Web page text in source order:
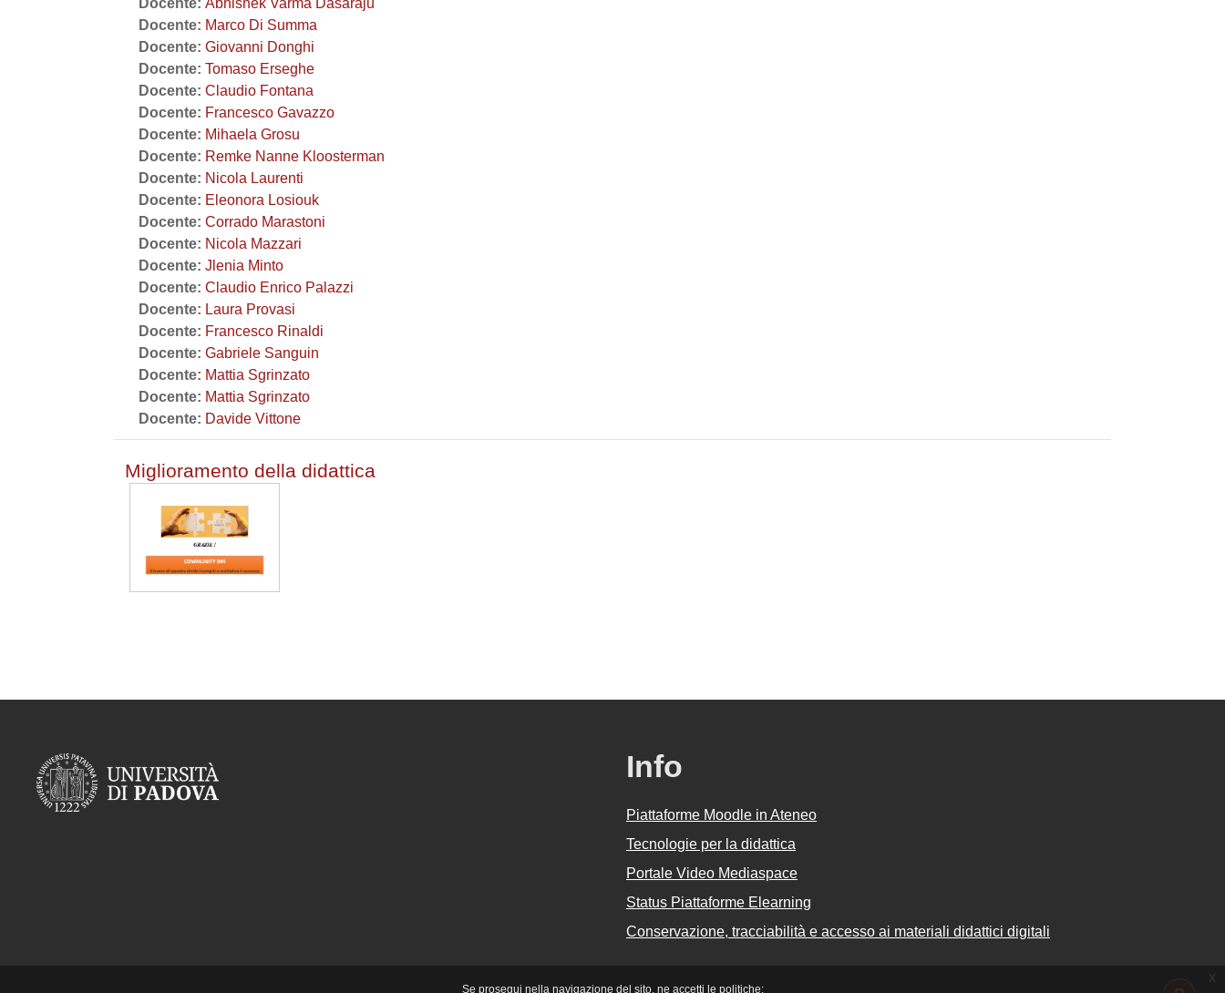
Se prosegui nella navigazione del sito, ne accetti le politiche:
x
Docente: Marco Di Summa
Docente: Giovanni Donghi
Docente: Tomaso Erseghe
Docente: Claudio Fontana
Docente: Francesco Gavazzo
Docente: Mihaela Grosu
Docente: Remke Nanne Kloosterman
Docente: Nicola Laurenti
Docente: Eleonora Losiouk
Docente: Corrado Marastoni
Docente: Nicola Mazzari
Docente: Jlenia Minto
Docente: Claudio Enrico Palazzi
Docente: Laura Provasi
Docente: Francesco Rinaldi
Docente: Gabriele Sanguin
Docente: Mattia Sgrinzato
Docente: Mattia Sgrinzato
Docente: Davide Vittone
Miglioramento della didattica
Info
Piattaforme Moodle in Ateneo
Tecnologie per la didattica
Portale Video Mediaspace
Status Piattaforme Elearning
Conservazione, tracciabilità e accesso ai materiali didattici digitali